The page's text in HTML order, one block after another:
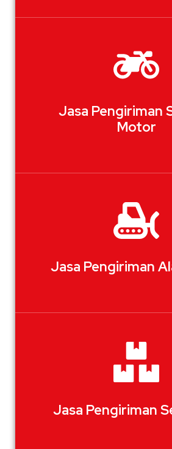
Jasa Pengiriman
Motor
Jasa Pengiriman
Jasa Pengiriman